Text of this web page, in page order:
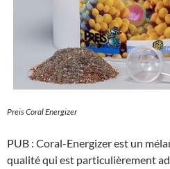
Preis Coral Energizer
PUB : Coral-Energizer est un
qualité qui est particulièrement